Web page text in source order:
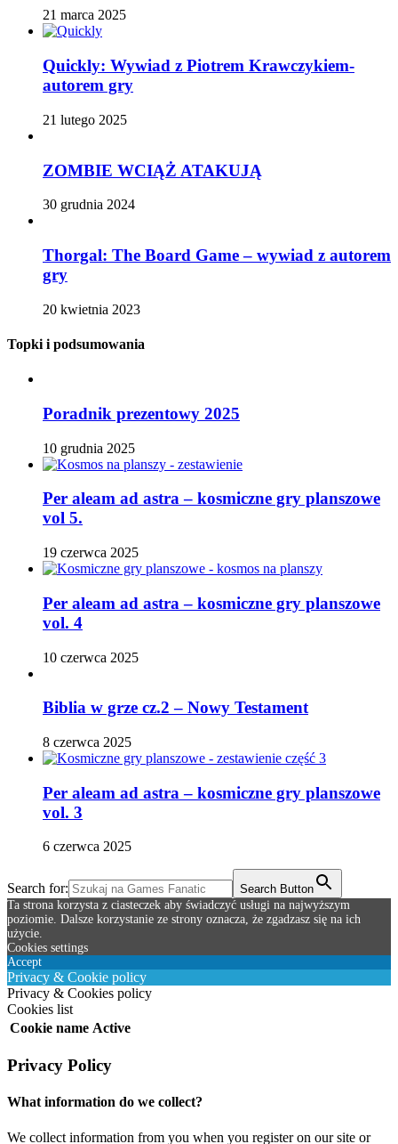
21 marca 2025
Quickly: Wywiad z Piotrem Krawczykiem-
autorem gry
21 lutego 2025
ZOMBIE WCIĄŻ ATAKUJĄ
30 grudnia 2024
Thorgal: The Board Game – wywiad z autorem
gry
20 kwietnia 2023
Topki i podsumowania
Poradnik prezentowy 2025
10 grudnia 2025
Per aleam ad astra – kosmiczne gry planszowe
vol 5.
19 czerwca 2025
Per aleam ad astra – kosmiczne gry planszowe
vol. 4
10 czerwca 2025
Biblia w grze cz.2 – Nowy Testament
8 czerwca 2025
Per aleam ad astra – kosmiczne gry planszowe
vol. 3
6 czerwca 2025
Search for:
Search Button
Ta strona korzysta z ciasteczek aby świadczyć usługi na najwyższym
poziomie. Dalsze korzystanie ze strony oznacza, że zgadzasz się na ich
użycie.
Cookies settings
Accept
Privacy & Cookie policy
Privacy & Cookies policy
Cookies list
Cookie name Active
Privacy Policy
What information do we collect?
We collect information from you when you register on our site or